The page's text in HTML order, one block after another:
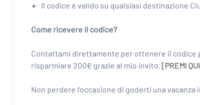
Il codice è valido su qualsiasi destinazione
Come ricevere il codice?
Contattami direttamente per ottenere il codice
risparmiare 200€ grazie al mio invito. [PREMI
Non perdere l’occasione di goderti una